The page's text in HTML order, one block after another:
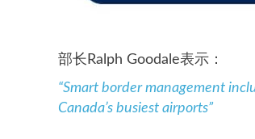
部长Ralph Goodale表示：
“Smart border management
Canada’s busiest airports”